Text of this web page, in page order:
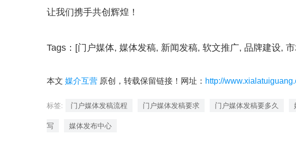
让我们携手共创辉煌！
Tags：[门户媒体, 媒体发稿, 新闻发稿, 软文推广, 品牌建设,
本文 媒介互营 原创，转载保留链接！网址： http://
标签: 门户媒体发稿流程 门户媒体发稿要求 门户媒体发稿要多久
写 媒体发布中心